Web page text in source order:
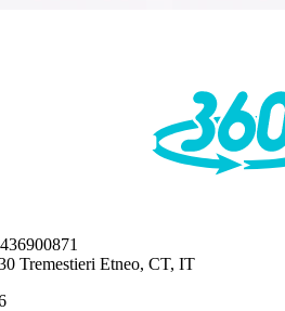
Tremestieri Etneo, CT, IT